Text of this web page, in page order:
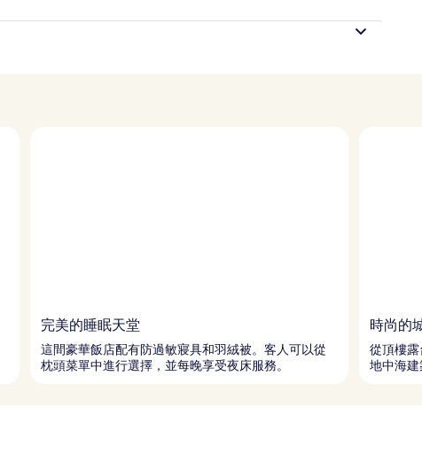
完美的睡眠天堂
這間豪華飯店配有防過敏寢具和羽絨被。客人可以從
枕頭菜單中進行選擇，並每晚享受夜床服務。
時尚的
從頂樓
地中海建